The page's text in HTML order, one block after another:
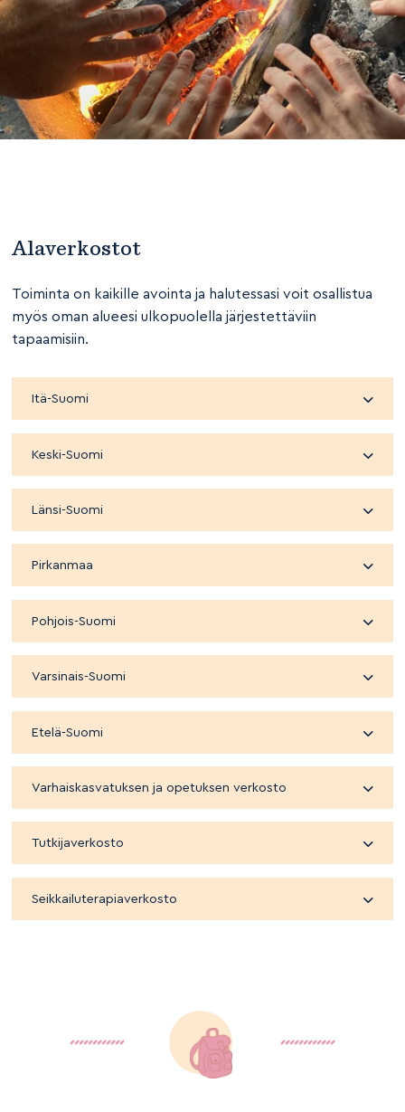
Alaverkostot
Toiminta on kaikille avointa ja halutessasi voit osallistua
myös oman alueesi ulkopuolella järjestettäviin
tapaamisiin.
Itä-Suomi
Keski-Suomi
Länsi-Suomi
Pirkanmaa
Pohjois-Suomi
Varsinais-Suomi
Etelä-Suomi
Varhaiskasvatuksen ja opetuksen verkosto
Tutkijaverkosto
Seikkailuterapiaverkosto